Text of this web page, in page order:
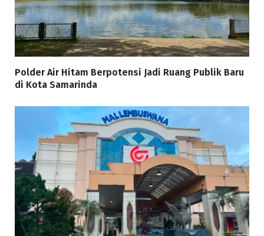
Polder Air Hitam Berpotensi Jadi Ruang Publik Baru
di Kota Samarinda